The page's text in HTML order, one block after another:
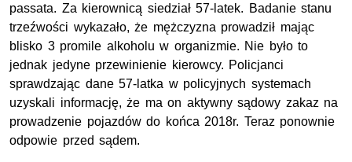
passata. Za kierownicą siedział 57-latek. Badanie stanu
trzeźwości wykazało, że mężczyzna prowadził mając
blisko 3 promile alkoholu w organizmie. Nie było to
jednak jedyne przewinienie kierowcy. Policjanci
sprawdzając dane 57-latka w policyjnych systemach
uzyskali informację, że ma on aktywny sądowy zakaz na
prowadzenie pojazdów do końca 2018r. Teraz ponownie
odpowie przed sądem.